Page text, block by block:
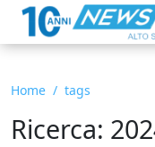
Home tags
Ricerca: